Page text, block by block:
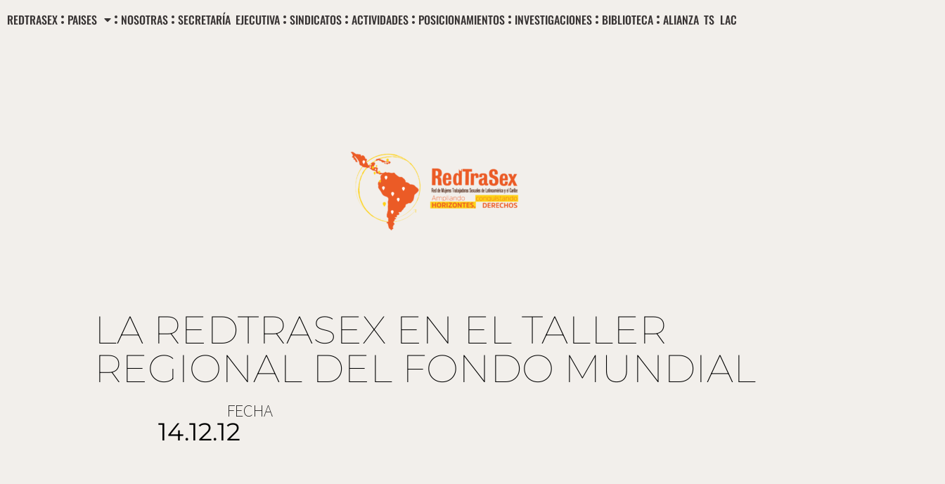
al
REDTRASEX PAISES NOSOTRAS SECRETARÍA EJECUTIVA SINDICATOS ACTIVIDADES POSICIONAMIENTOS INVESTIGACIONES BIBLIOTECA ALIANZA TS LAC
LA REDTRASEX EN EL TALLER
REGIONAL DEL FONDO MUNDIAL
FECHA
14.12.12